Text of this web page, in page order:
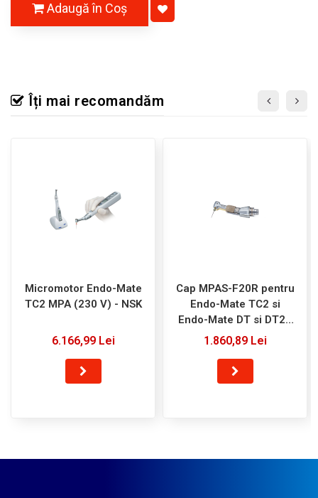
Adaugă în Coş
Îți mai recomandăm
Micromotor Endo-Mate
TC2 MPA (230 V) - NSK
6.166,99 Lei
Cap MPAS-F20R pentru
Endo-Mate TC2 si
Endo-Mate DT si DT2 -
NSK
1.860,89 Lei